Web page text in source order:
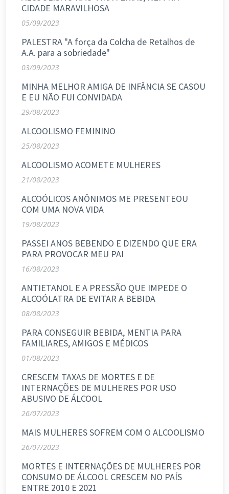
CIDADE MARAVILHOSA
05/09/2023
PALESTRA "A força da Colcha de Retalhos de
A.A. para a sobriedade"
03/09/2023
MINHA MELHOR AMIGA DE INFÂNCIA SE CASOU
E EU NÃO FUI CONVIDADA
29/08/2023
ALCOOLISMO FEMININO
25/08/2023
ALCOOLISMO ACOMETE MULHERES
21/08/2023
ALCOÓLICOS ANÔNIMOS ME PRESENTEOU
COM UMA NOVA VIDA
19/08/2023
PASSEI ANOS BEBENDO E DIZENDO QUE ERA
PARA PROVOCAR MEU PAI
16/08/2023
ANTIETANOL E A PRESSÃO QUE IMPEDE O
ALCOÓLATRA DE EVITAR A BEBIDA
08/08/2023
PARA CONSEGUIR BEBIDA, MENTIA PARA
FAMILIARES, AMIGOS E MÉDICOS
01/08/2023
CRESCEM TAXAS DE MORTES E DE
INTERNAÇÕES DE MULHERES POR USO
ABUSIVO DE ÁLCOOL
26/07/2023
MAIS MULHERES SOFREM COM O ALCOOLISMO
26/07/2023
MORTES E INTERNAÇÕES DE MULHERES POR
CONSUMO DE ÁLCOOL CRESCEM NO PAÍS
ENTRE 2010 E 2021